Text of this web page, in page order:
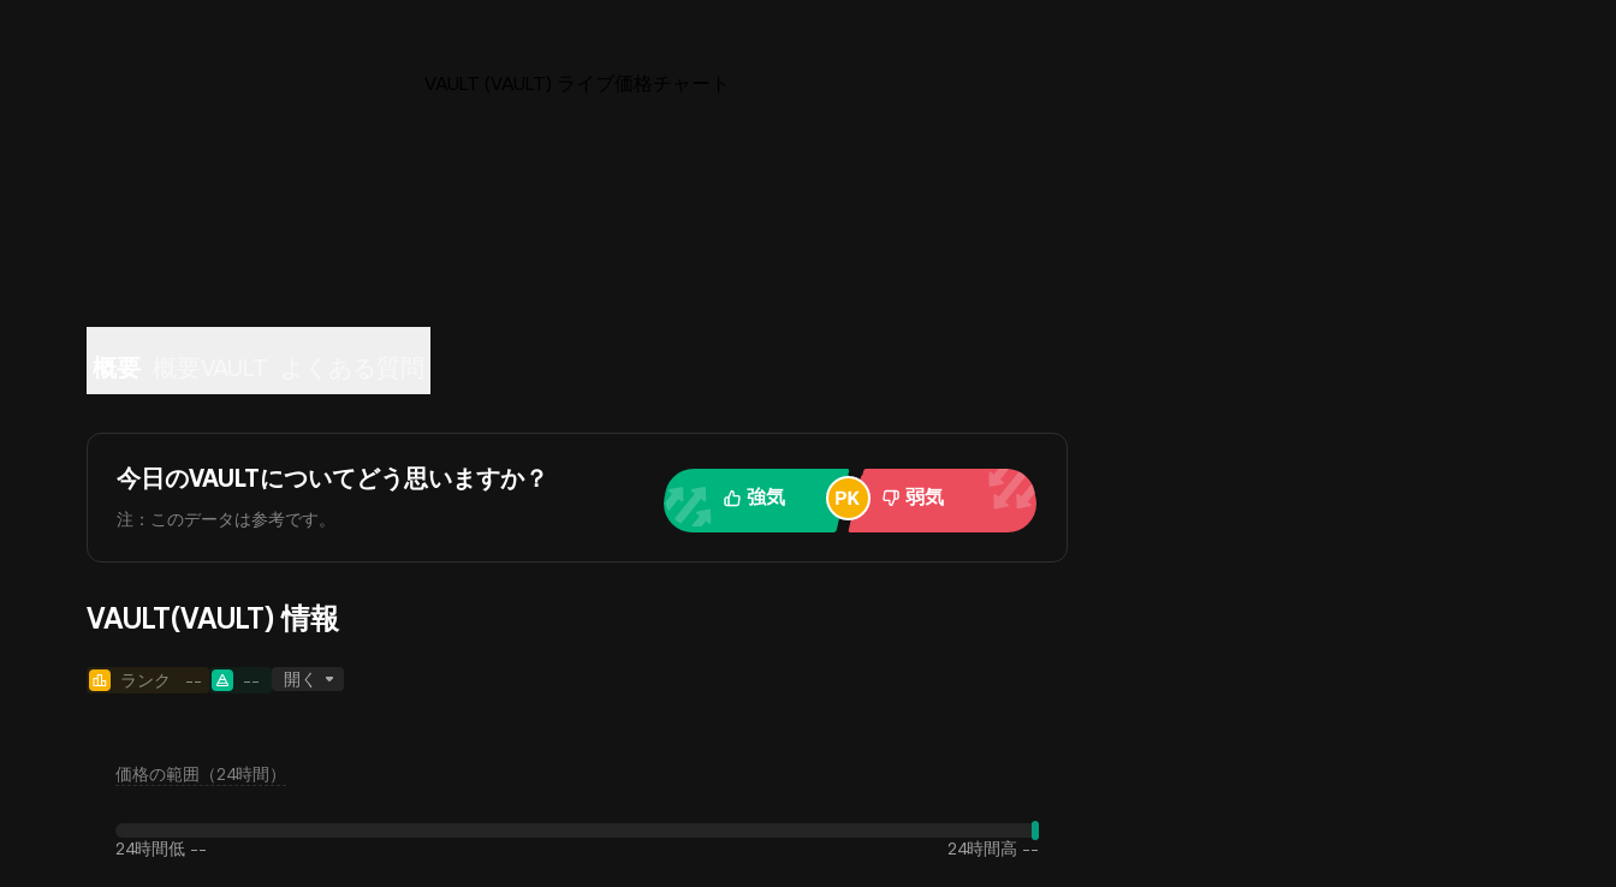
今日のVAULTについてどう思いますか？
注：このデータは参考です。
強気 弱気
VAULT(VAULT) 情報
ランク -- -- 開く
価格の範囲（24時間）
24時間低 -- 24時間高 --